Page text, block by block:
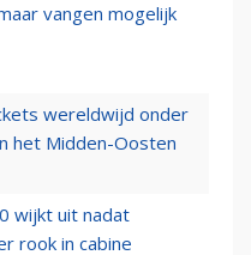
vangen mogelijk
wereldwijd onder
het Midden-Oosten
wijkt uit nadat
rook in cabine